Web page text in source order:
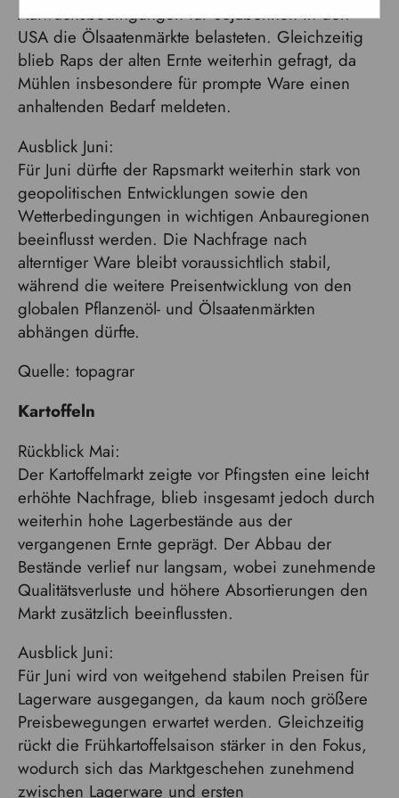
Aufwuchsbedingungen für Sojabohnen in den
USA die Ölsaatenmärkte belasteten. Gleichzeitig
blieb Raps der alten Ernte weiterhin gefragt, da
Mühlen insbesondere für prompte Ware einen
anhaltenden Bedarf meldeten.
Ausblick Juni:
Für Juni dürfte der Rapsmarkt weiterhin stark von
geopolitischen Entwicklungen sowie den
Wetterbedingungen in wichtigen Anbauregionen
beeinflusst werden. Die Nachfrage nach
alterntiger Ware bleibt voraussichtlich stabil,
während die weitere Preisentwicklung von den
globalen Pflanzenöl- und Ölsaatenmärkten
abhängen dürfte.
Quelle: topagrar
Kartoffeln
Rückblick Mai:
Der Kartoffelmarkt zeigte vor Pfingsten eine leicht
erhöhte Nachfrage, blieb insgesamt jedoch durch
weiterhin hohe Lagerbestände aus der
vergangenen Ernte geprägt. Der Abbau der
Bestände verlief nur langsam, wobei zunehmende
Qualitätsverluste und höhere Absortierungen den
Markt zusätzlich beeinflussten.
Ausblick Juni:
Für Juni wird von weitgehend stabilen Preisen für
Lagerware ausgegangen, da kaum noch größere
Preisbewegungen erwartet werden. Gleichzeitig
rückt die Frühkartoffelsaison stärker in den Fokus,
wodurch sich das Marktgeschehen zunehmend
zwischen Lagerware und ersten